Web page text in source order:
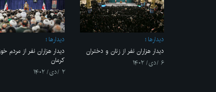
ديدارها
دیدار هزاران نفر از زنان و دختران
۶ /دی/ ۱۴۰۲
ديدارها
دیدار هزاران نفر از مردم
کرمان
۲ /دی/ ۱۴۰۲